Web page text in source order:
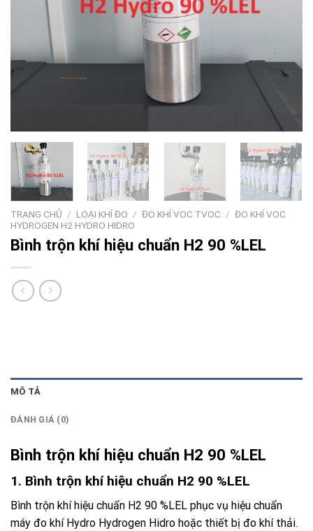
TRANG CHỦ / LOẠI KHÍ ĐO / ĐO KHÍ VOC TVOC / ĐO KHÍ VOC
HYDROGEN H2 HYDRO HIDRO
Bình trộn khí hiệu chuẩn H2 90 %LEL
MÔ TẢ
ĐÁNH GIÁ (0)
Bình trộn khí hiệu chuẩn H2 90 %LEL
1. Bình trộn khí hiệu chuẩn H2 90 %LEL
Bình trộn khí hiệu chuẩn H2 90 %LEL phục vụ hiệu chuẩn
máy đo khí Hydro Hydrogen Hidro hoặc thiết bị đo khí thải.